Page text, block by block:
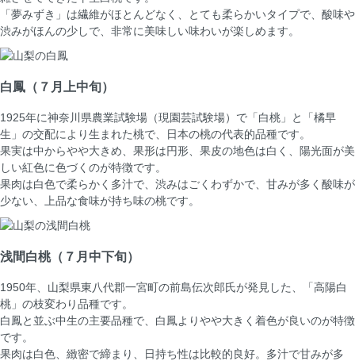
「夢みずき」は繊維がほとんどなく、とても柔らかいタイプで、酸味や
渋みがほんの少しで、非常に美味しい味わいが楽しめます。
白鳳 （７月上中旬）
1925年に神奈川県農業試験場（現園芸試験場）で「白桃」と「橘早
生」の交配により生まれた桃で、日本の桃の代表的品種です。
果実は中からやや大きめ、果形は円形、果皮の地色は白く、陽光面が美
しい紅色に色づくのが特徴です。
果肉は白色で柔らかく多汁で、渋みはごくわずかで、甘みが多く酸味が
少ない、上品な食味が持ち味の桃です。
浅間白桃（７月中下旬）
1950年、山梨県東八代郡一宮町の前島伝次郎氏が発見した、「高陽白
桃」の枝変わり品種です。
白鳳と並ぶ中生の主要品種で、白鳳よりやや大きく着色が良いのが特徴
です。
果肉は白色、緻密で締まり、日持ち性は比較的良好。多汁で甘みが多